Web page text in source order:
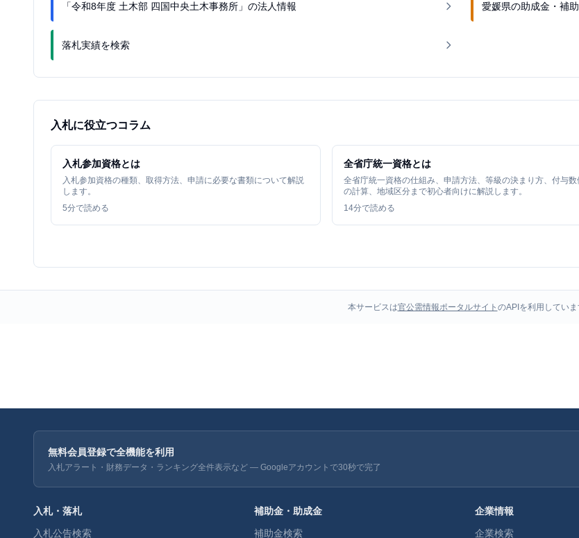
「令和8年度 土木部 四国中央土木事務所」の法人情報 愛媛県の助成金・補
落札実績を検索
入札に役立つコラム
入札参加資格とは
入札参加資格の種類、取得方法、申請に必要な書類について解説
します。
5分で読める
全省庁統一資格とは
全省庁統一資格の仕組み、申請方法、等級の決まり方、付与数
の計算、地域区分まで初心者向けに解説します。
14分で読める
本サービスは官公需情報ポータルサイト のAPIを利用していま
無料会員登録で全機能を利用
入札アラート・財務データ・ランキング全件表示など — Googleアカウントで30秒で完了
入札・落札
入札公告検索
補助金・助成金
補助金検索
企業情報
企業検索